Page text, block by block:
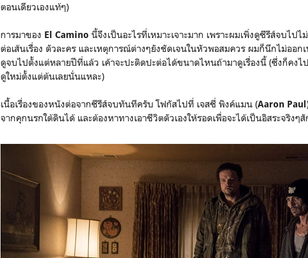
ตอนเดียวเองแท้ๆ)
การมาของ El Camino นี้จึงเป็นอะไรที่เหมาะเจาะมาก เพราะผมเพิ่งดูซีรีส์จบไป
ต่อเส้นเรื่อง ตัวละคร และเหตุการณ์ต่างๆยังชัดเจนในหัวพอสมควร ผมก็นึกไม่ออก
ดูจบไปตั้งแต่หลายปีที่แล้ว เค้าจะปะติดปะต่อได้ขนาดไหนถ้ามาดูเรื่องนี้ (ซึ่งก็คงไ
ดูใหม่ตั้งแต่ต้นเลยนั่นแหละ)
เนื้อเรื่องของหนังต่อจากซีรีส์จบทันทีครับ โฟกัสไปที่ เจสซี่ พิงค์แมน (Aaron Paul
จากคุกนรกใต้ดินได้ และต้องหาทางเอาชีวิตตัวเองให้รอดเพื่อจะได้เป็นอิสระจริงๆ